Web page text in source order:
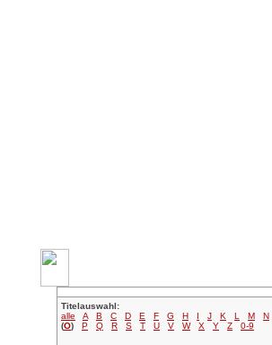
Titelauswahl:
alle
A B C D E F G H I J K L M
N
(O) P Q R S T U V W X Y Z 0-9